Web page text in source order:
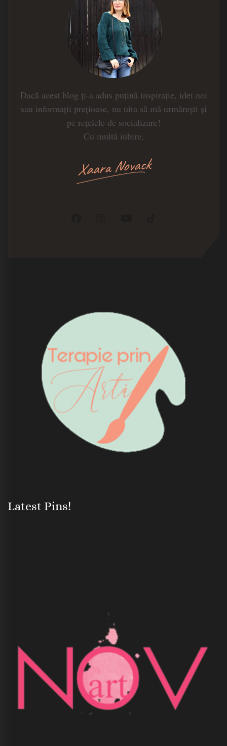
Dacă acest blog ți-a adus puțină inspirație, idei noi
sau informații prețioase, nu uita să mă urmărești și
pe rețelele de socializare!
Cu multă iubire,
Xaara Novack
Latest Pins!